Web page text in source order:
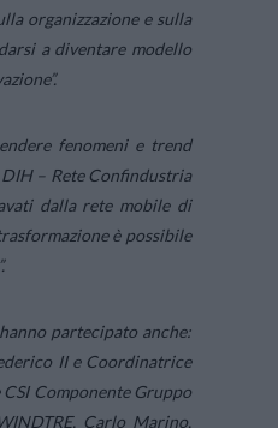
organizzazione e sulla
a diventare modello
”.
fenomeni e trend
DIH – Rete Confindustria
dalla rete mobile di
è possibile
partecipato anche:
II e Coordinatrice
Componente Gruppo
Carlo Marino,